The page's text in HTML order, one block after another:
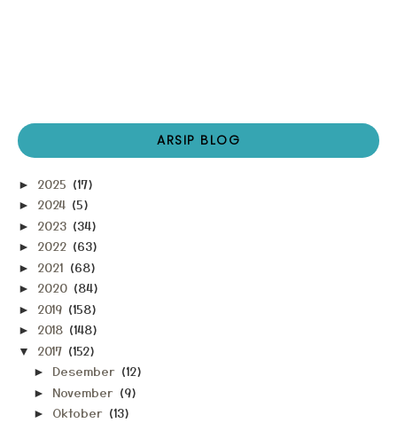
ARSIP BLOG
► 2025 (17)
► 2024 (5)
► 2023 (34)
► 2022 (63)
► 2021 (68)
► 2020 (84)
► 2019 (158)
► 2018 (148)
▼ 2017 (152)
► Desember (12)
► November (9)
► Oktober (13)